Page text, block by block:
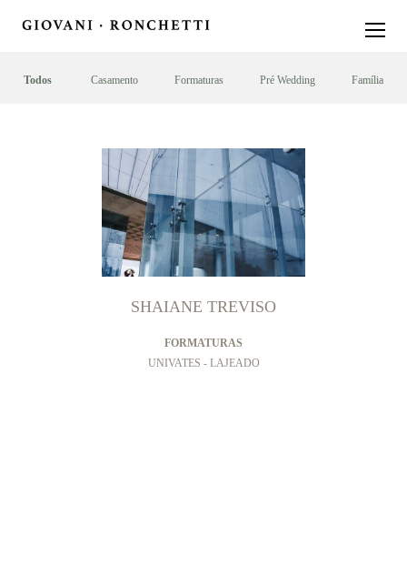
Todos Casamento Formaturas Pré Wedding Família
SHAIANE TREVISO
FORMATURAS
UNIVATES - LAJEADO